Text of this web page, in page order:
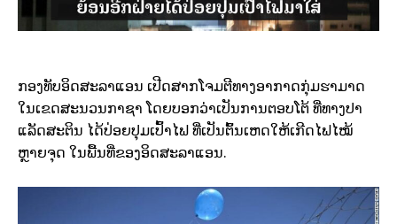
ກອງທັບອິດສະລາແອນ ເປີດສາກໂຈມຕີທາງອາກາດກຸ່ມຮາມາດ
ໃນເຂດສະນວນກາຊາ ໂດຍບອກວ່າເປັນການຕອບໂຕ້ ທີ່ທາງປາ
ແລັດສະຕິນ ໄດ້ປ່ອຍປຸມເປົ້າໄຟ ທີ່ເປັນຕົ້ນເຫດໃຫ້ເກີດໄຟໄໝ້
ຫຼາຍຈຸດ ໃນພື້ນທີ່ຂອງອິດສະລາແອນ.